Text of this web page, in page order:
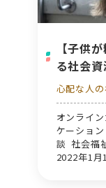
【子供
る社会資
心配な人
オンライ
ケーショ
談 社会福
2022年1月